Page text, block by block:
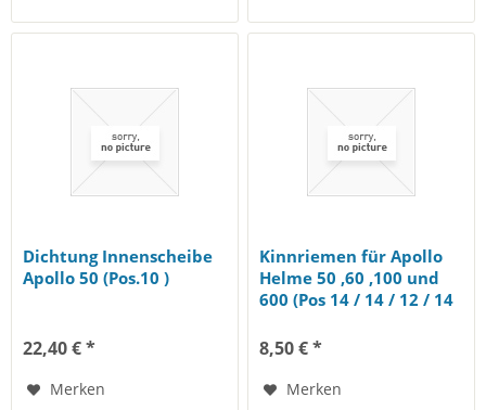
Dichtung Innenscheibe
Apollo 50 (Pos.10 )
22,40 € *
Merken
Kinnriemen für Apollo
Helme 50 ,60 ,100 und
600 (Pos 14 / 14 / 12 / 14
8,50 € *
Merken